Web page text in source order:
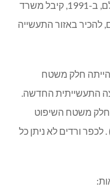
שהתקיימו לפני העלייה על הקרקע. ואולם, ב-1991, קיבל משרד
באזור התעשייה
חלק משטח
התעשייתית החדשה.
1,000 דונם, שהיו חלק משטח השיפוט
ורדים לא ניתן כל